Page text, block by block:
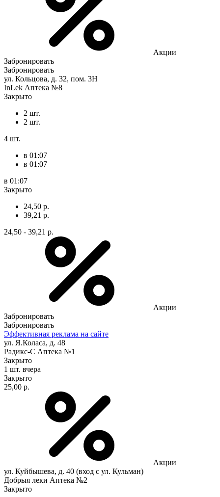
Акции
Забронировать
Забронировать
ул. Кольцова, д. 32, пом. 3Н
InLek Аптека №8
Закрыто
2 шт.
2 шт.
4 шт.
в 01:07
в 01:07
в 01:07
Закрыто
24,50 р.
39,21 р.
24,50 - 39,21 р.
Акции
Забронировать
Забронировать
Эффективная реклама на сайте
ул. Я.Коласа, д. 48
Радикс-С Аптека №1
Закрыто
1 шт. вчера
Закрыто
25,00 р.
Акции
ул. Куйбышева, д. 40 (вход с ул. Кульман)
Добрыя леки Аптека №2
Закрыто